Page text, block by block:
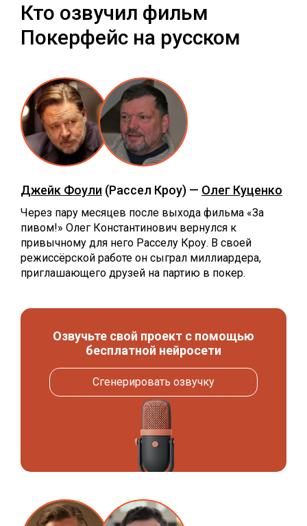
Кто озвучил фильм
Покерфейс на русском
Джейк Фоули (Рассел Кроу) — Олег Куценко
Через пару месяцев после выхода фильма «За
пивом!» Олег Константинович вернулся к
привычному для него Расселу Кроу. В своей
режиссёрской работе он сыграл миллиардера,
приглашающего друзей на партию в покер.
Озвучьте свой проект с помощью
бесплатной нейросети
Сгенерировать озвучку